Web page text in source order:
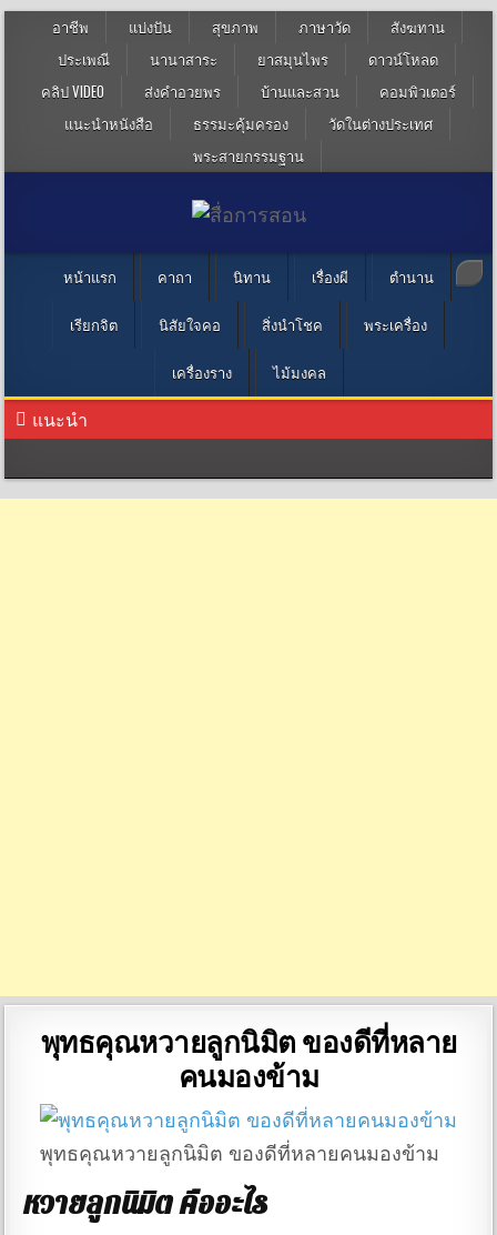
อาชีพ แบ่งปัน สุขภาพ ภาษาวัด
สังฆทาน
ประเพณี
นานาสาระ ยาสมุนไพร
ดาวน์โหลด
คลิป VIDEO
ส่งคำอวยพร บ้านและสวน
คอมพิวเตอร์
แนะนำหนังสือ
ธรรมะคุ้มครอง
วัดในต่างประเทศ
พระสายกรรมฐาน
หน้าแรก คาถา นิทาน เรื่องผี ตำนาน
เรียกจิต นิสัยใจคอ สิ่งนำโชค พระเครื่อง
เครื่องราง ไม้มงคล
แนะนำ
พุทธคุณหวายลูกนิมิต ของดีที่หลาย
คนมองข้าม
พุทธคุณหวายลูกนิมิต ของดีที่หลายคนมองข้าม
หวายลูกนิมิต คืออะไร